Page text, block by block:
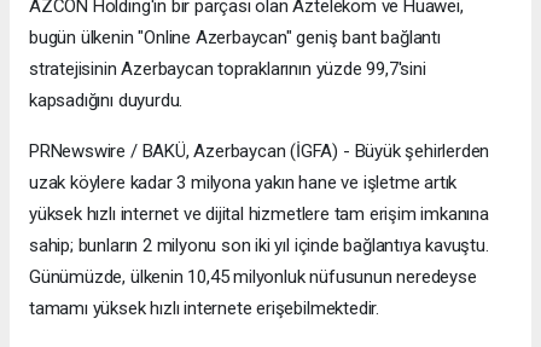
AZCON Holding'in bir parçası olan Aztelekom ve Huawei,
bugün ülkenin "Online Azerbaycan" geniş bant bağlantı
stratejisinin Azerbaycan topraklarının yüzde 99,7'sini
kapsadığını duyurdu.
PRNewswire / BAKÜ, Azerbaycan (İGFA) - Büyük şehirlerden
uzak köylere kadar 3 milyona yakın hane ve işletme artık
yüksek hızlı internet ve dijital hizmetlere tam erişim imkanına
sahip; bunların 2 milyonu son iki yıl içinde bağlantıya kavuştu.
Günümüzde, ülkenin 10,45 milyonluk nüfusunun neredeyse
tamamı yüksek hızlı internete erişebilmektedir.